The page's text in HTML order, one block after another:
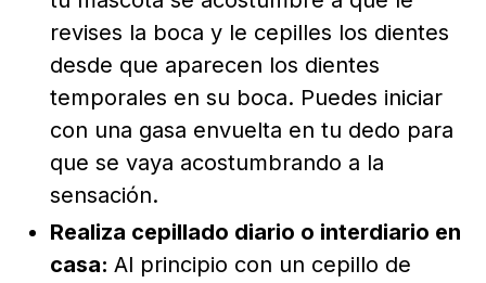
revises la boca y le cepilles los dientes
desde que aparecen los dientes
temporales en su boca. Puedes iniciar
con una gasa envuelta en tu dedo para
que se vaya acostumbrando a la
sensación.
Realiza cepillado diario o interdiario en
casa:Al principio con un cepillo de